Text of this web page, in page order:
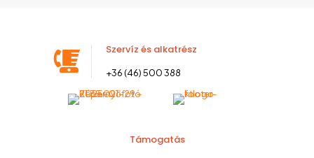
Szervíz és alkatrész
+36 (46) 500 388
Támogatás